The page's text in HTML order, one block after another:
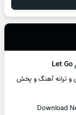
Let Go
و ترانه آهنگ و پخش
Download